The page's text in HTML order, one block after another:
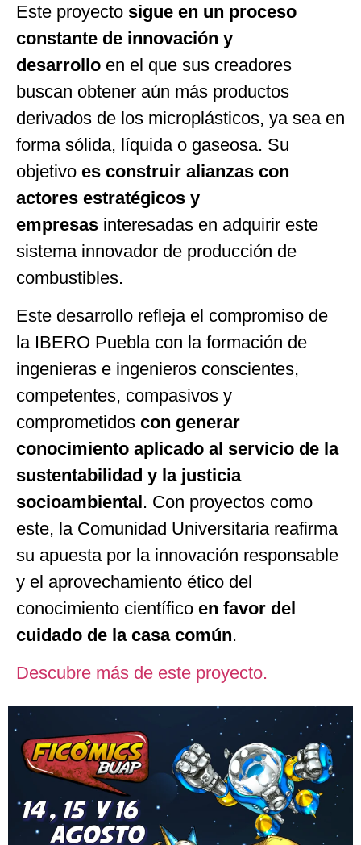
Este proyecto sigue en un proceso
constante de innovación y
desarrollo en el que sus creadores
buscan obtener aún más productos
derivados de los microplásticos, ya sea en
forma sólida, líquida o gaseosa. Su
objetivo es construir alianzas con
actores estratégicos y
empresas interesadas en adquirir este
sistema innovador de producción de
combustibles.
Este desarrollo refleja el compromiso de
la IBERO Puebla con la formación de
ingenieras e ingenieros conscientes,
competentes, compasivos y
comprometidos con generar
conocimiento aplicado al servicio de la
sustentabilidad y la justicia
socioambiental. Con proyectos como
este, la Comunidad Universitaria reafirma
su apuesta por la innovación responsable
y el aprovechamiento ético del
conocimiento científico en favor del
cuidado de la casa común.
Descubre más de este proyecto.